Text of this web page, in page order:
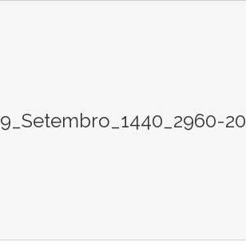
9_Setembro_1440_2960-20